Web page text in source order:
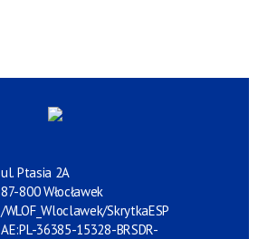
ul. Ptasia 2A
87-800 Włocławek
/WLOF_Wloclawek/SkrytkaESP
AE:PL-36385-15328-BRSDR-